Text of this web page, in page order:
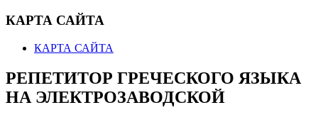
КАРТА САЙТА
КАРТА САЙТА
РЕПЕТИТОР ГРЕЧЕСКОГО ЯЗЫКА
НА ЭЛЕКТРОЗАВОДСКОЙ